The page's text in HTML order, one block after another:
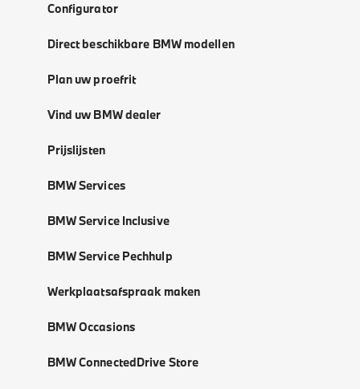
Configurator
Direct beschikbare BMW modellen
Plan uw proefrit
Vind uw BMW dealer
Prijslijsten
BMW Services
BMW Service Inclusive
BMW Service Pechhulp
Werkplaatsafspraak maken
BMW Occasions
BMW ConnectedDrive Store